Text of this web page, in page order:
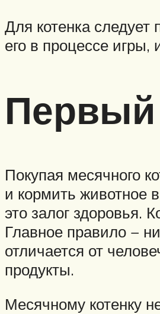
Для котенка
его в процессе
Первый
Покупая месячного
и кормить животное
это залог здоровья.
Главное правило −
отличается от
продукты.
Месячному котенку